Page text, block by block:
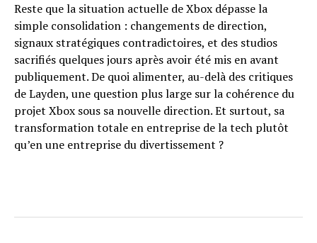
Reste que la situation actuelle de Xbox dépasse la
simple consolidation : changements de direction,
signaux stratégiques contradictoires, et des studios
sacrifiés quelques jours après avoir été mis en avant
publiquement. De quoi alimenter, au-delà des critiques
de Layden, une question plus large sur la cohérence du
projet Xbox sous sa nouvelle direction. Et surtout, sa
transformation totale en entreprise de la tech plutôt
qu’en une entreprise du divertissement ?